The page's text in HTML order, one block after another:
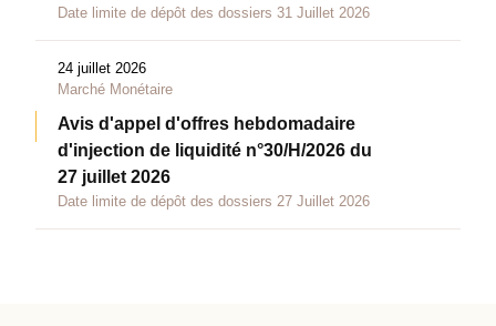
Date limite de dépôt des dossiers 31 Juillet 2026
24 juillet 2026
Marché Monétaire
Avis d'appel d'offres hebdomadaire
d'injection de liquidité n°30/H/2026 du
27 juillet 2026
Date limite de dépôt des dossiers 27 Juillet 2026